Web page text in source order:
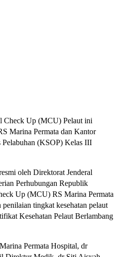
Check Up (MCU) Pelaut ini
Marina Permata dan Kantor
Pelabuhan (KSOP) Kelas III
oleh Direktorat Jenderal
Perhubungan Republik
Up (MCU) RS Marina Permata
tingkat kesehatan pelaut
Kesehatan Pelaut Berlambang
Permata Hospital, dr